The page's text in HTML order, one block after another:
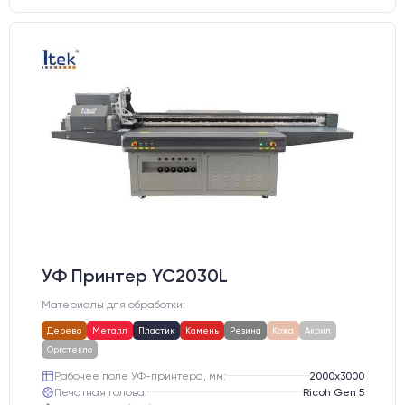
УФ Принтер YC2030L
Материалы для обработки:
Дерево Металл Пластик Камень Резина Кожа
Акрил
Оргстекло
Рабочее поле УФ-принтера, мм:
2000х3000
Печатная голова:
Ricoh Gen 5